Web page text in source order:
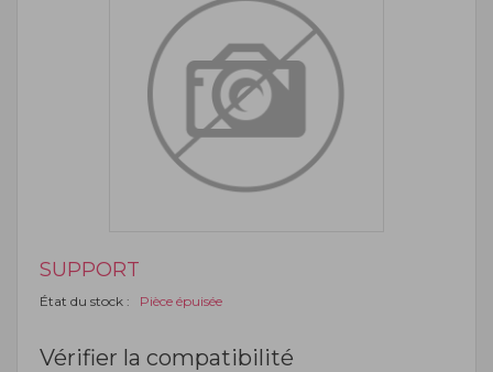
SUPPORT
État du stock : Pièce épuisée
Vérifier la compatibilité